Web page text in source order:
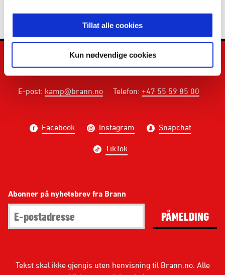
Tillat alle cookies
Kun nødvendige cookies
E-post: kamp@brann.no Telefon: +47 55 59 85 00
Facebook Instagram Snapchat
TikTok
Abonner på nyhetsbrev fra Brann
PÅMELDING
Tekst skal ikke gjengis uten henvisning til Brann.no. Alle